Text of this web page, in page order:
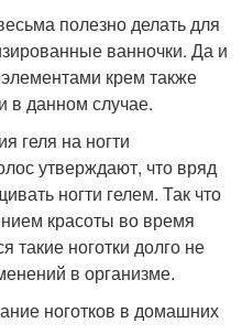
полезно делать для
ванночки. Да и
крем также
в данном случае.
геля на ногти
утверждают, что вряд
ногти гелем. Так что
красоты во время
такие ноготки долго не
в организме.
ноготков в домашних